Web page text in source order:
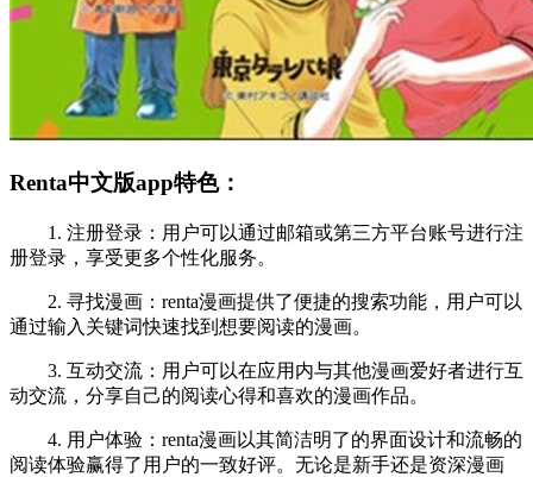
Renta中文版app特色：
1. 注册登录：用户可以通过邮箱或第三方平台账号进行注
册登录，享受更多个性化服务。
2. 寻找漫画：renta漫画提供了便捷的搜索功能，用户可以
通过输入关键词快速找到想要阅读的漫画。
3. 互动交流：用户可以在应用内与其他漫画爱好者进行互
动交流，分享自己的阅读心得和喜欢的漫画作品。
4. 用户体验：renta漫画以其简洁明了的界面设计和流畅的
阅读体验赢得了用户的一致好评。无论是新手还是资深漫画